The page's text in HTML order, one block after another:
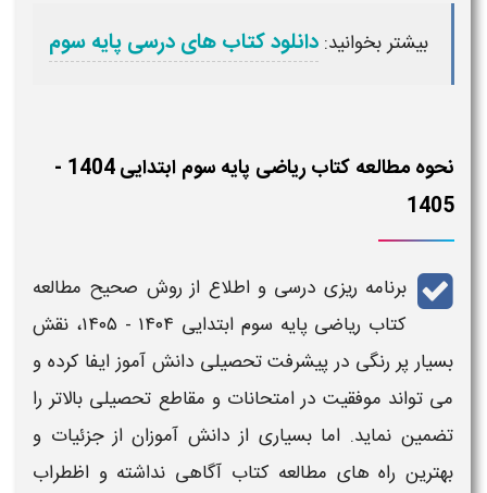
بیشتر بخوانید: دانلود کتاب های درسی پایه سوم
نحوه مطالعه کتاب ریاضی پایه سوم ابتدایی 1404 -
1405
برنامه ریزی درسی و اطلاع از روش صحیح مطالعه
کتاب ریاضی پایه سوم ابتدایی ۱۴۰۴ - ۱۴۰۵​
، نقش
بسیار پر رنگی درپیشرفت تحصیلیدانش آموز ایفا کرده و
می تواند موفقیت در امتحانات و مقاطع تحصیلی بالاتر را
تضمین نماید. اما بسیاری از دانش آموزان از جزئیات و
بهترین راه های مطالعه کتابآگاهی نداشته و اظطراب